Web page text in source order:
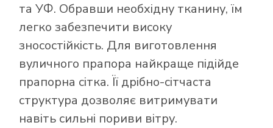
та УФ. Обравши необхідну тканину, їм
легко забезпечити високу
зносостійкість. Для виготовлення
вуличного прапора найкраще підійде
прапорна сітка. Її дрібно-сітчаста
структура дозволяє витримувати
навіть сильні пориви вітру.